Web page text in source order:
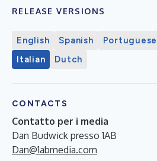
RELEASE VERSIONS
English Spanish Portuguese
Italian
Dutch
CONTACTS
Contatto per i media
Dan Budwick presso 1AB
Dan@1abmedia.com